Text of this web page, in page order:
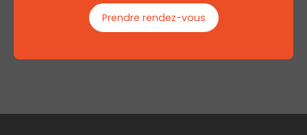
Prendre rendez-vous